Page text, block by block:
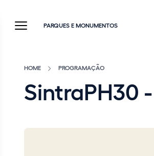
PARQUES E MONUMENTOS
HOME PROGRAMAÇÃO
SintraPH30